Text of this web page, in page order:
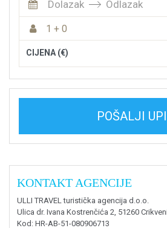
Dolazak Odlazak
1 + 0
CIJENA (€)
POŠALJI
KONTAKT AGENCIJE
ULLI TRAVEL turistička agencija d.o.o.
Ulica dr. Ivana Kostrenčića 2, 51260
Kod : HR-AB-51-080906713